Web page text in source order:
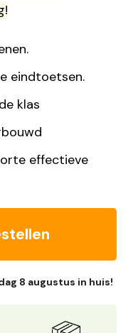
eindtoetsen.
klas
effectieve
8 augustus in huis!